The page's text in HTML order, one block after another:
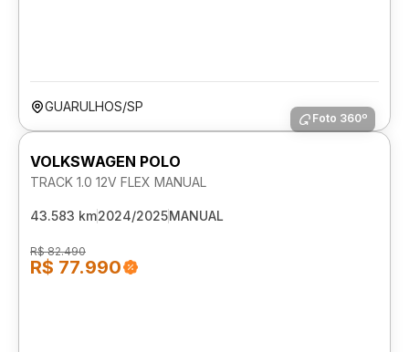
GUARULHOS/SP
Foto 360º
VOLKSWAGEN POLO
TRACK 1.0 12V FLEX MANUAL
43.583 km2024/2025MANUAL
R$ 82.490
R$ 77.990